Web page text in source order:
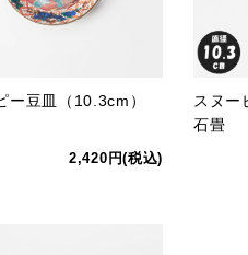
ー豆皿（10.3cm）
2,420円(税込)
スヌ
石畳